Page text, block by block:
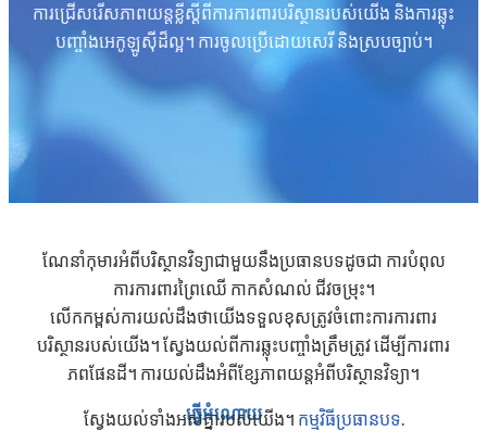
ធ្វើអំណោយ
ការជ្រើសរើសភាពយន្តខ្លីស្តីពីការការពារបរិស្ថានរបស់យើង និងការឆ្លុះ
បញ្ចាំងអេកូឡូស៊ីដ៏ល្អ។ ការចូលប្រើដោយសេរី និងស្របច្បាប់។
ណែនាំកុមារអំពីបរិស្ថានវិទ្យាជាមួយនឹងប្រធានបទដូចជា ការបំពុល
ការការពារព្រៃឈើ កាកសំណល់ ជីវចម្រុះ។
លើកកម្ពស់ការយល់ដឹងថាយើងទទួលខុសត្រូវចំពោះការការពារ
បរិស្ថានរបស់យើង។ ស្វែងយល់ពីការឆ្លុះបញ្ចាំងត្រឹមត្រូវ ដើម្បីការពារ
ភពផែនដី។ ការយល់ដឹងអំពីខ្សែភាពយន្តអំពីបរិស្ថានវិទ្យា។
ស្វែងយល់ទាំងអស់គ្នារបស់យើង។ កម្មវិធីប្រធានបទ.